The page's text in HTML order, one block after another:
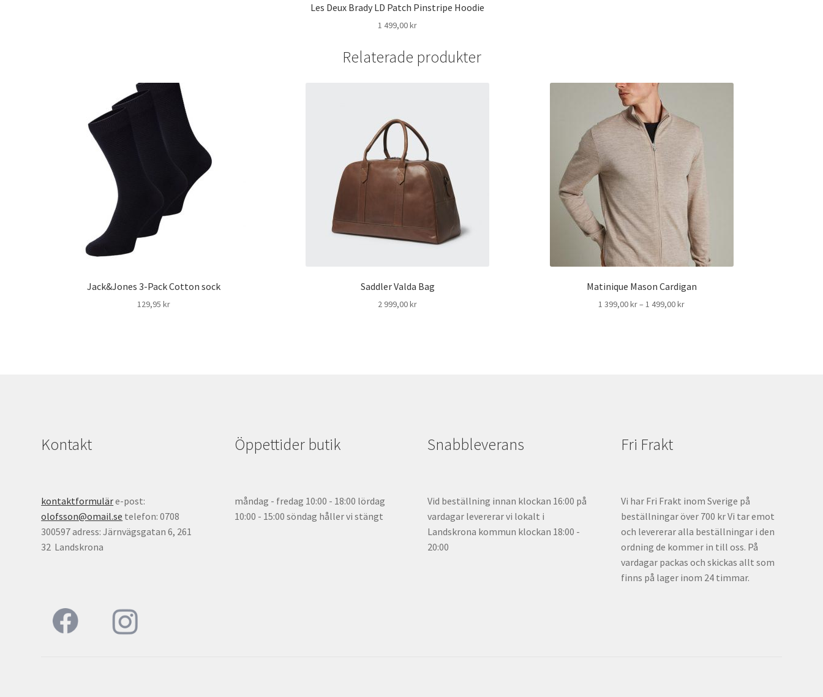
Les Deux Brady LD Patch Pinstripe Hoodie
1 499,00kr
Relaterade produkter
Jack&Jones 3-Pack Cotton sock
129,95kr
Saddler Valda Bag
2 999,00kr
Matinique Mason Cardigan
1 399,00kr– 1 499,00krPrisintervall:
Kontakt
kontaktformuläre-post:
olofsson@omail.se telefon: 0708
300597 adress: Järnvägsgatan 6, 261
32 Landskrona
Öppettider butik
måndag - fredag 10:00 - 18:00 lördag
10:00 - 15:00 söndag håller vi stängt
Snabbleverans
Vid beställning innan klockan 16:00 på
vardagar levererar vi lokalt i
Landskrona kommun klockan 18:00 -
20:00
Fri Frakt
Vi har Fri Frakt inom Sverige på
beställningar över 700 kr Vi tar emot
och levererar alla beställningar i den
ordning de kommer in till oss. På
vardagar packas och skickas allt som
finns på lager inom 24 timmar.